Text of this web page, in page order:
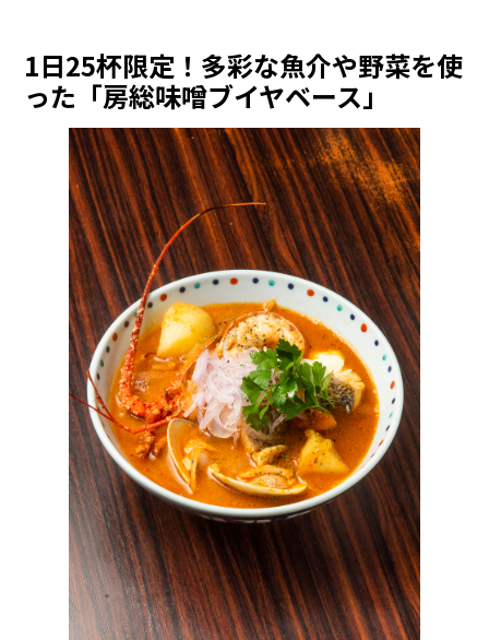
1日25杯限定！多彩な魚介や野菜を使
った「房総味噌ブイヤベース」